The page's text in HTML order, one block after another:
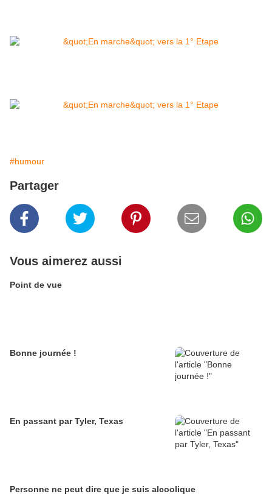
#humour
Partager
Vous aimerez aussi
Point de vue
Bonne journée !
En passant par Tyler, Texas
Personne ne peut dire que je suis alcoolique